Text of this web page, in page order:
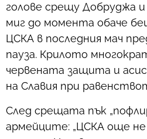
голове срещу Добруджа
миг до момента обаче
ЦСКА в последния мач
пауза. Крилото
червената защита и
на Славия при
След срещата пък
армейците: „ЦСКА още не